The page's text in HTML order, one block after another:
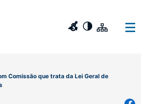
Comissão que trata da Lei Geral de